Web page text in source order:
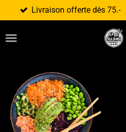
Passer
au
contenu
Livraison offerte dès 75.-